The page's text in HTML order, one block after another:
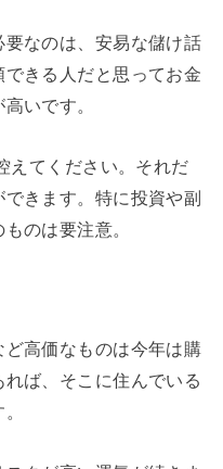
なのは、安易な儲け話
きる人だと思ってお金
いです。
えてください。それだ
きます。特に投資や副
のは要注意。
高価なものは今年は購
ば、そこに住んでいる